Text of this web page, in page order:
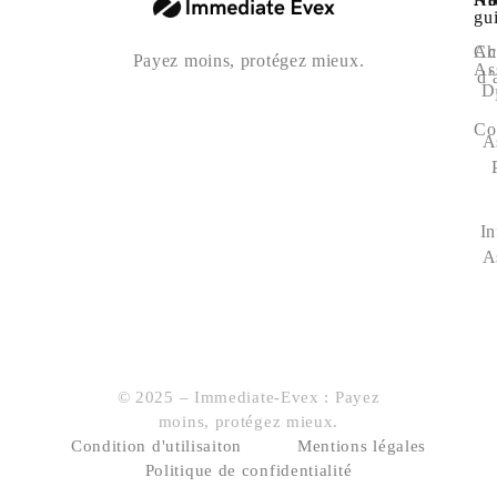
Payez moins, protégez mieux.
© 2025 – Immediate-Evex : Payez
moins, protégez mieux.
Condition d'utilisaiton
Mentions légales
Politique de confidentialité